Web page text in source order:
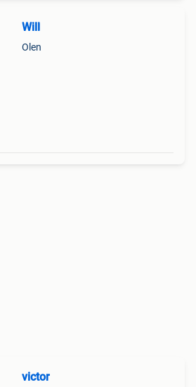
Will
Olen
victor